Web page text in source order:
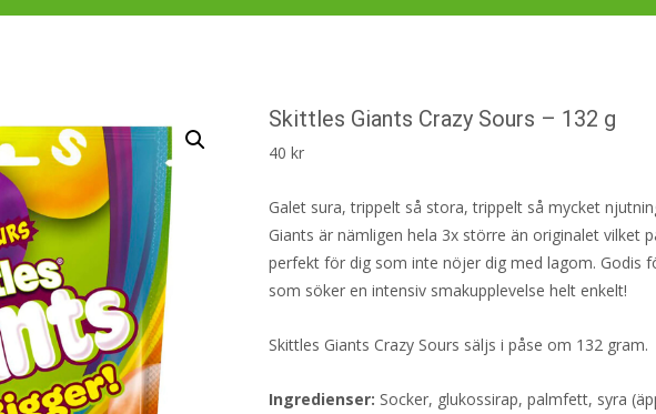
Skittles Giants Crazy Sours – 132 g
40kr
Galet sura, trippelt så stora, trippelt så mycket
Giants är nämligen hela 3x större än originalet vilket
perfekt för dig som inte nöjer dig med lagom. Godis
som söker en intensiv smakupplevelse helt enkelt!
Skittles Giants Crazy Sours säljs i påse om 132 gram.
Ingredienser: Socker, glukossirap, palmfett, syra